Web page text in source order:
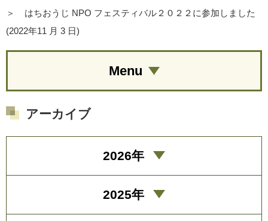
＞
はちおうじ NPO フェスティバル２０２２に参加しました
(2022年11 月 3 日)
Menu
アーカイブ
2026年
2025年